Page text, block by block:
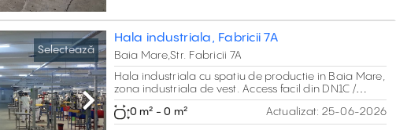
Selectează
Next
Hala industriala, Fabricii 7A
Baia Mare,Str. Fabricii 7A
Hala industriala cu spatiu de productie in Baia Mare,
zona industriala de vest. Access facil din DN1C /
E85.Suprafata totala 3.000 m2.
0 m² - 0 m²
Actualizat: 25-06-2026